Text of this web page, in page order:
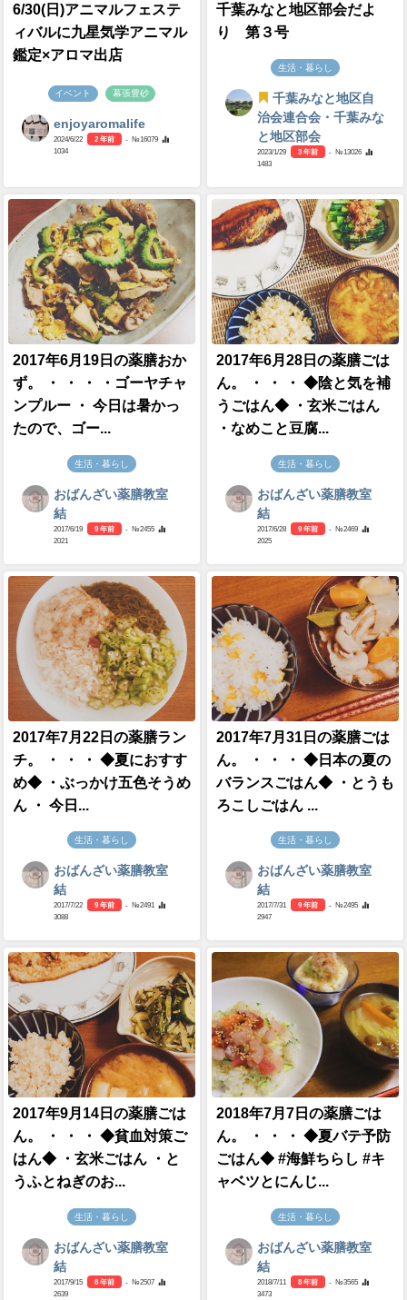
6/30(日)アニマルフェステ
ィバルに九星気学アニマル
鑑定×アロマ出店
イベント 幕張豊砂
enjoyaromalife
2024/6/22 2 年前
- №16079
1034
千葉みなと地区部会だよ
り 第３号
生活・暮らし
千葉みなと地区自
治会連合会・千葉みな
と地区部会
2023/1/29 3 年前
- №13026
1483
2017年6月19日の薬膳おか
ず。 ・ ・ ・ ・ゴーヤチャ
ンプルー ・ 今日は暑かっ
たので、ゴー...
生活・暮らし
おばんざい薬膳教室
結
2017/6/19 9 年前
- №2455
2021
2017年6月28日の薬膳ごは
ん。 ・ ・ ・ ◆陰と気を補
うごはん◆ ・玄米ごはん
・なめこと豆腐...
生活・暮らし
おばんざい薬膳教室
結
2017/6/28 9 年前
- №2469
2025
2017年7月22日の薬膳ラン
チ。 ・ ・ ・ ◆夏におすす
め◆ ・ぶっかけ五色そうめ
ん ・ 今日...
生活・暮らし
おばんざい薬膳教室
結
2017/7/22 9 年前
- №2491
3088
2017年7月31日の薬膳ごは
ん。 ・ ・ ・ ◆日本の夏の
バランスごはん◆ ・とうも
ろこしごはん ...
生活・暮らし
おばんざい薬膳教室
結
2017/7/31 9 年前
- №2495
2947
2017年9月14日の薬膳ごは
ん。 ・ ・ ・ ◆貧血対策ご
はん◆ ・玄米ごはん ・と
うふとねぎのお...
生活・暮らし
おばんざい薬膳教室
結
2017/9/15 8 年前
- №2507
2639
2018年7月7日の薬膳ごは
ん。 ・ ・ ・ ◆夏バテ予防
ごはん◆ #海鮮ちらし #キ
ャベツとにんじ...
生活・暮らし
おばんざい薬膳教室
結
2018/7/11 8 年前
- №3565
3473